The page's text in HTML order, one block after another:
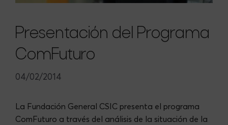
Presentación del Programa
ComFuturo
04/02/2014
La Fundación General CSIC presenta el programa
ComFuturo a través del análisis de la situación de la